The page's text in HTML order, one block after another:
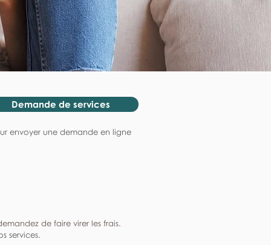
Demande de services
envoyer une demande en ligne
de faire virer les frais.
services.